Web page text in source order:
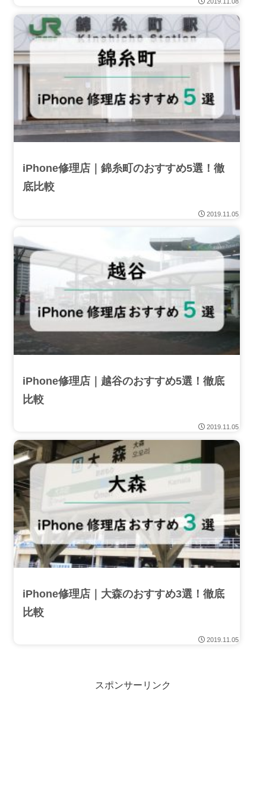
iPhone修理店｜錦糸町のおすすめ5選！徹
底比較
2019.11.05
iPhone修理店｜越谷のおすすめ5選！徹底
比較
2019.11.05
iPhone修理店｜大森のおすすめ3選！徹底
比較
2019.11.05
スポンサーリンク